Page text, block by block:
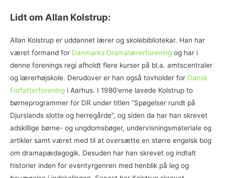
Lidt om Allan Kolstrup:
Allan Kolstrup er uddannet lærer og skolebibliotekar. Han har
været formand for Danmarks Dramalærerforening og har i
denne forenings regi afholdt flere kurser på bl.a. amtscentraler
og lærerhøjskole. Derudover er han også tovholder for Dansk
Forfatterforening i Aarhus. I 1980’erne lavede Kolstrup to
børneprogrammer for DR under titlen ”Spøgelser rundt på
Djurslands slotte og herregårde”, og siden da har han skrevet
adskillige børne- og ungdomsbøger, undervisningsmateriale og
artikler samt været med til at oversætte en større engelsk bog
om dramapædagogik. Desuden har han skrevet og indtalt
historier inden for eventyrgenren med henblik på leg og